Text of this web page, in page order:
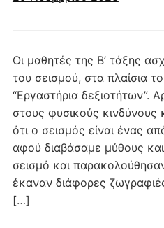
Οι μαθητές της Β’ τάξης
του σεισμού, στα πλαίσια
“Εργαστήρια δεξιοτήτων”.
στους φυσικούς κινδύνους
ότι ο σεισμός είναι ένας
αφού διαβάσαμε μύθους και
σεισμό και
έκαναν διάφορες
[…]